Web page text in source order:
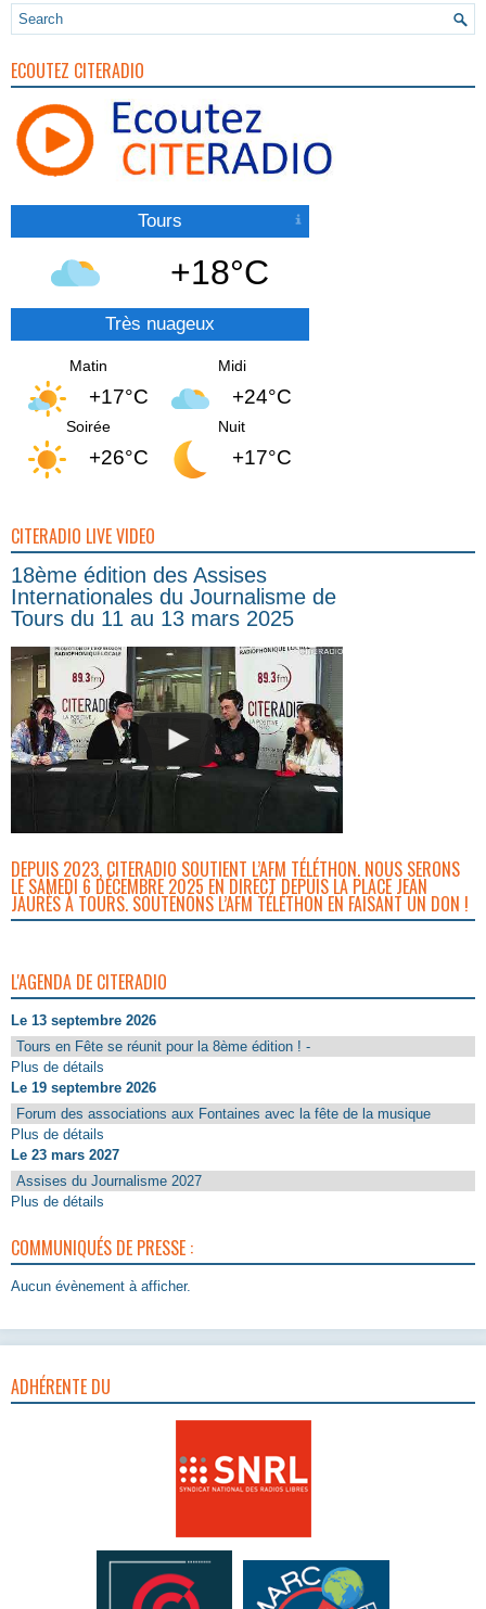
ECOUTEZ CITERADIO
Tours
+18°C
Très nuageux
Matin
+17°C
Midi
+24°C
Soirée
+26°C
Nuit
+17°C
CITERADIO LIVE VIDEO
18ème édition des Assises
Internationales du Journalisme de
Tours du 11 au 13 mars 2025
DEPUIS 2023, CITERADIO SOUTIENT L’AFM TÉLÉTHON. NOUS SERONS
LE SAMEDI 6 DÉCEMBRE 2025 EN DIRECT DEPUIS LA PLACE JEAN
JAURÈS À TOURS. SOUTENONS L’AFM TÉLÉTHON EN FAISANT UN DON !
L'AGENDA DE CITERADIO
Le 13 septembre 2026
Tours en Fête se réunit pour la 8ème édition ! -
Plus de détails
Le 19 septembre 2026
Forum des associations aux Fontaines avec la fête de la musique
Plus de détails
Le 23 mars 2027
Assises du Journalisme 2027
Plus de détails
COMMUNIQUÉS DE PRESSE :
Aucun évènement à afficher.
ADHÉRENTE DU